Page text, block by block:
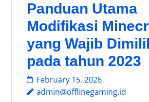
Panduan Utama
Modifikasi
yang Wajib
pada tahun 2023
February 15, 2026
admin@offlinegaming.id